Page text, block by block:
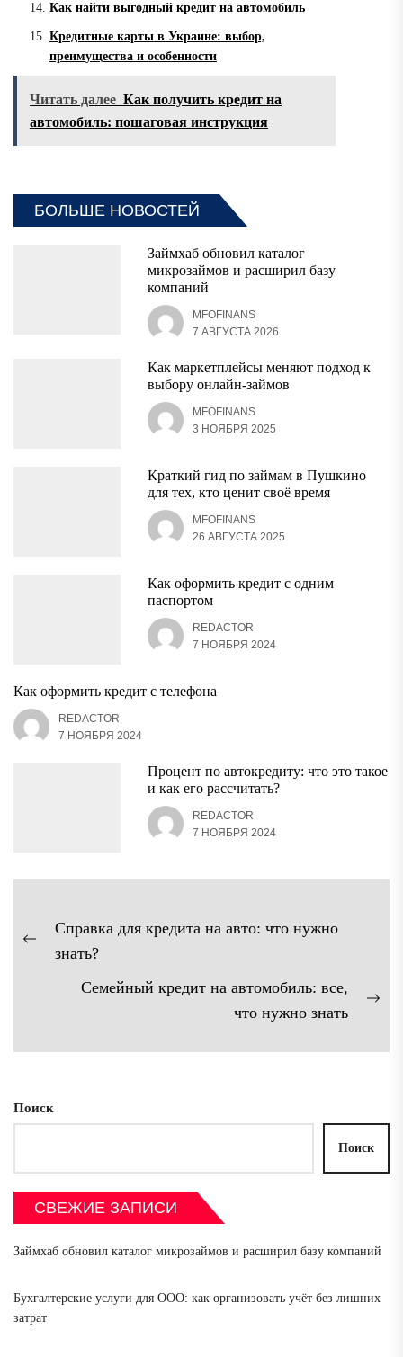
Как найти выгодный кредит на автомобиль
Кредитные карты в Украине: выбор,
преимущества и особенности
Читать далее Как получить кредит на
автомобиль: пошаговая инструкция
БОЛЬШЕ НОВОСТЕЙ
Займхаб обновил каталог
микрозаймов и расширил базу
компаний
MFOFINANS
7 АВГУСТА 2026
Как маркетплейсы меняют подход к
выбору онлайн-займов
MFOFINANS
3 НОЯБРЯ 2025
Краткий гид по займам в Пушкино
для тех, кто ценит своё время
MFOFINANS
26 АВГУСТА 2025
Как оформить кредит с одним
паспортом
REDACTOR
7 НОЯБРЯ 2024
Как оформить кредит с телефона
REDACTOR
7 НОЯБРЯ 2024
Процент по автокредиту: что это такое
и как его рассчитать?
REDACTOR
7 НОЯБРЯ 2024
Навигация
по
записям
Предыдущая
Справка для кредита на авто: что нужно
знать?
Семейный кредит на автомобиль: все,
что нужно знать
Поиск
Поиск
СВЕЖИЕ ЗАПИСИ
Займхаб обновил каталог микрозаймов и расширил базу компаний
Бухгалтерские услуги для ООО: как организовать учёт без лишних
затрат